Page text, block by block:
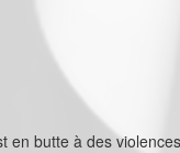
butte à des